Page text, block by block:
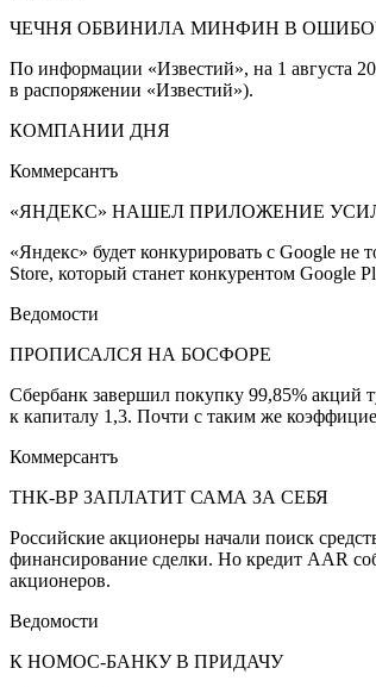
ЧЕЧНЯ ОБВИНИЛА МИНФИН В
По информации «Известий», на 1 августа
в распоряжении «Известий»).
КОМПАНИИ ДНЯ
Коммерсантъ
«ЯНДЕКС» НАШЕЛ ПРИЛОЖЕНИЕ
«Яндекс» будет конкурировать с Google
Store, который станет конкурентом Google
Ведомости
ПРОПИСАЛСЯ НА БОСФОРЕ
Сбербанк завершил покупку 99,85% акций
к капиталу 1,3. Почти с таким же
Коммерсантъ
ТНК-ВР ЗАПЛАТИТ САМА ЗА СЕБЯ
Российские акционеры начали поиск
финансирование сделки. Но кредит AAR
акционеров.
Ведомости
К НОМОС-БАНКУ В ПРИДАЧУ